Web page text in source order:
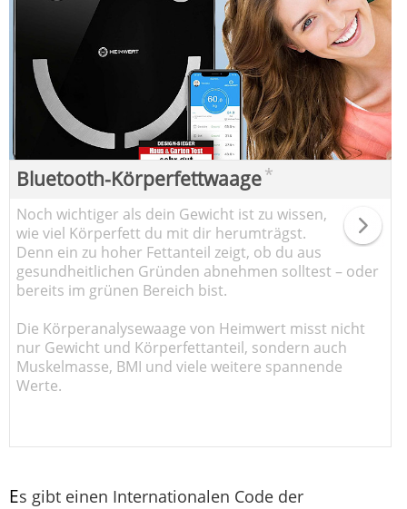
Bluetooth-Körperfettwaage*
Noch wichtiger als dein Gewicht ist zu wissen,
wie viel Körperfett du mit dir herumträgst.
Denn ein zu hoher Fettanteil zeigt, ob du aus
gesundheitlichen Gründen abnehmen solltest – oder
bereits im grünen Bereich bist.
Die Körperanalysewaage von Heimwert misst nicht
nur Gewicht und Körperfettanteil, sondern auch
Muskelmasse, BMI und viele weitere spannende
Werte.
Es gibt einen Internationalen Code der